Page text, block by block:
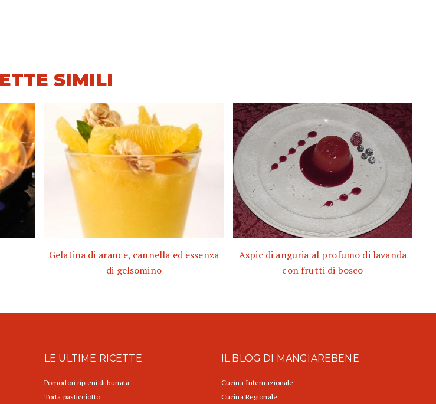
SIMILI
Gelatina di arance, cannella ed essenza
di gelsomino
Aspic di anguria al profumo di lavanda
con frutti di bosco
LE ULTIME RICETTE
Pomodori ripieni di burrata
Torta pasticciotto
IL BLOG DI MANGIAREBENE
Cucina Internazionale
Cucina Regionale